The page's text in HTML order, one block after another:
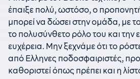
έπαιξε πολύ, ωστόσο, ο
μπορεί να δώσει στην ομάδα, με
το πολυσύνθετο ρόλο του και την
ευχέρεια. Μην ξεχνάμε ότι το
από Ελληνες ποδοσφαιριστές,
καθοριστεί όπως πρέπει και η